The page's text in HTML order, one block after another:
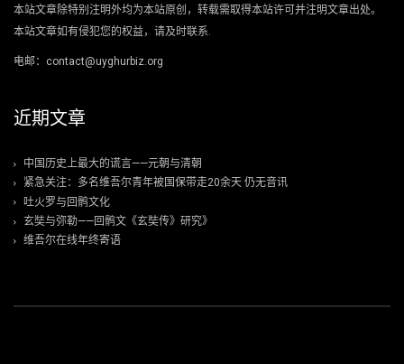
本站文章除特别注明外均为本站原创，转载需取得本站许可并注明文章出处。
本站文章如有侵犯您的权益，请及时联系.
电邮：contact@uyghurbiz.org
近期文章
中国历史上最大的谎言——元朝与清朝
紧急关注：多名维吾尔青年被国保带走20余天 仍无音讯
吐火罗与回鹘文化
玄奘与弥勒——回鹘文《玄奘传》研究》
维吾尔在线年终寄语